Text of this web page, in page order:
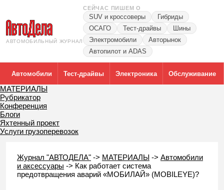
АВТОМОБИЛЬНЫЙ ЖУРНАЛ
СЕЙЧАС ПИШЕМ О
SUV и кроссоверы
Гибриды
ОСАГО
Тест-драйвы
Шины
Электромобили
Авторынок
Автопилот и ADAS
Автомобили Тест-драйвы Электроника Обслуживание
МАТЕРИАЛЫ
Рубрикатор
Конференция
Блоги
Яхтенный проект
Услуги грузоперевозок
Журнал "АВТОДЕЛА" -> МАТЕРИАЛЫ -> Автомобили
и аксессуары -> Как работает система
предотвращения аварий «МОБИЛАЙ» (MOBILEYE)?